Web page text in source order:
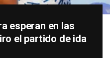
esperan en las
el partido de ida